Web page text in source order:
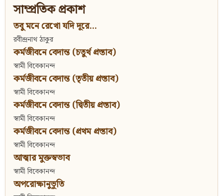
সাম্প্রতিক প্রকাশ
তবু মনে রেখো যদি দূরে...
রবীন্দ্রনাথ ঠাকুর
কর্মজীবনে বেদান্ত (চতুর্থ প্রস্তাব)
স্বামী বিবেকানন্দ
কর্মজীবনে বেদান্ত (তৃতীয় প্রস্তাব)
স্বামী বিবেকানন্দ
কর্মজীবনে বেদান্ত (দ্বিতীয় প্রস্তাব)
স্বামী বিবেকানন্দ
কর্মজীবনে বেদান্ত (প্রথম প্রস্তাব)
স্বামী বিবেকানন্দ
আত্মার মুক্তস্বভাব
স্বামী বিবেকানন্দ
অপরোক্ষানুভূতি